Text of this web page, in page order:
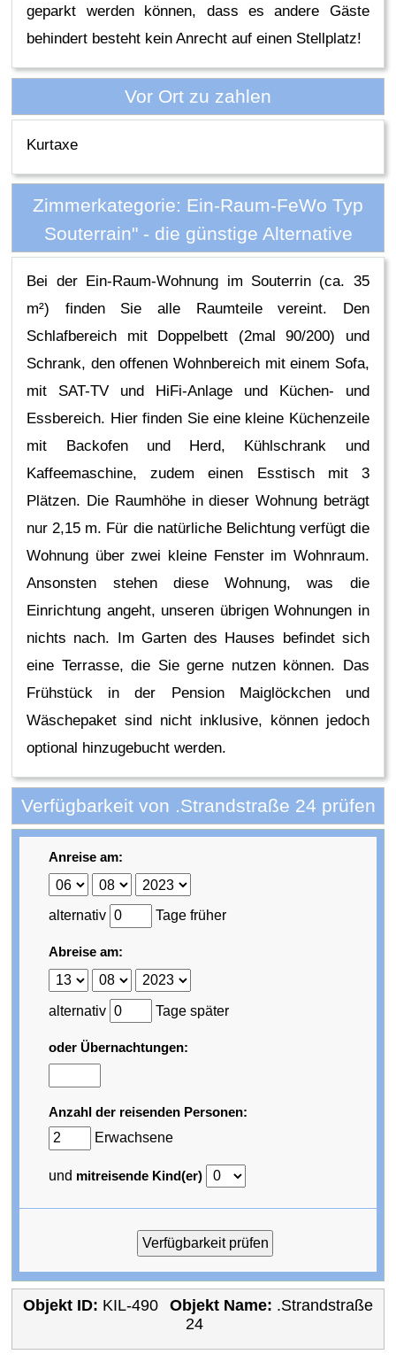
geparkt werden können, dass es andere Gäste
behindert besteht kein Anrecht auf einen Stellplatz!
Vor Ort zu zahlen
Kurtaxe
Zimmerkategorie: Ein-Raum-FeWo Typ
Souterrain" - die günstige Alternative
Bei der Ein-Raum-Wohnung im Souterrin (ca. 35
m²) finden Sie alle Raumteile vereint. Den
Schlafbereich mit Doppelbett (2mal 90/200) und
Schrank, den offenen Wohnbereich mit einem Sofa,
mit SAT-TV und HiFi-Anlage und Küchen- und
Essbereich. Hier finden Sie eine kleine Küchenzeile
mit Backofen und Herd, Kühlschrank und
Kaffeemaschine, zudem einen Esstisch mit 3
Plätzen. Die Raumhöhe in dieser Wohnung beträgt
nur 2,15 m. Für die natürliche Belichtung verfügt die
Wohnung über zwei kleine Fenster im Wohnraum.
Ansonsten stehen diese Wohnung, was die
Einrichtung angeht, unseren übrigen Wohnungen in
nichts nach. Im Garten des Hauses befindet sich
eine Terrasse, die Sie gerne nutzen können. Das
Frühstück in der Pension Maiglöckchen und
Wäschepaket sind nicht inklusive, können jedoch
optional hinzugebucht werden.
Verfügbarkeit von .Strandstraße 24 prüfen
Anreise am:
alternativ Tage früher
Abreise am:
alternativ Tage später
oder Übernachtungen:
Anzahl der reisenden Personen:
Erwachsene
und mitreisende Kind(er)
Objekt ID: KIL-490 Objekt Name: .Strandstraße
24